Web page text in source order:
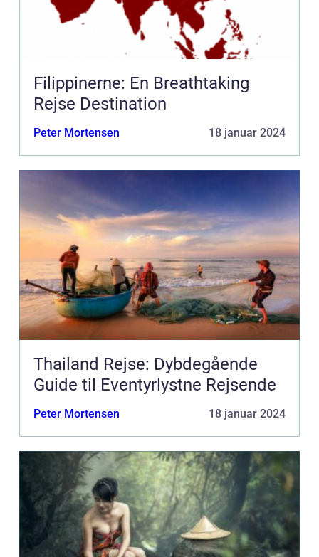
Filippinerne: En Breathtaking
Rejse Destination
Peter Mortensen 18 januar 2024
Thailand Rejse: Dybdegående
Guide til Eventyrlystne Rejsende
Peter Mortensen 18 januar 2024